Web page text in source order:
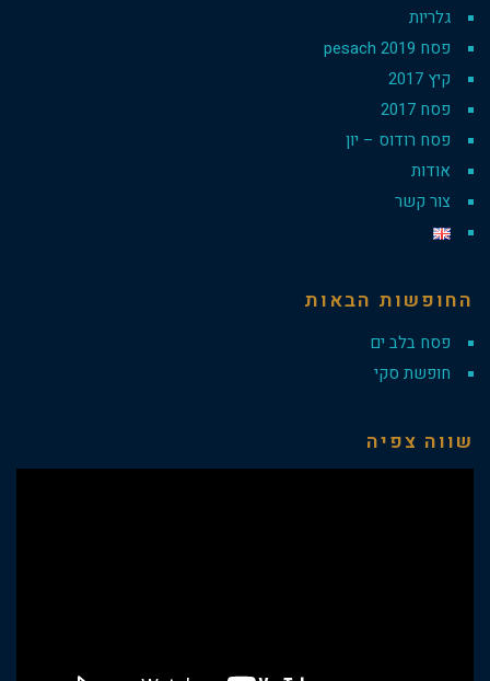
גלריות
פסח 2019 pesach
קיץ 2017
פסח 2017
פסח רודוס – יון
אודות
צור קשר
החופשות הבאות
פסח בלב ים
חופשת סקי
שווה צפיה